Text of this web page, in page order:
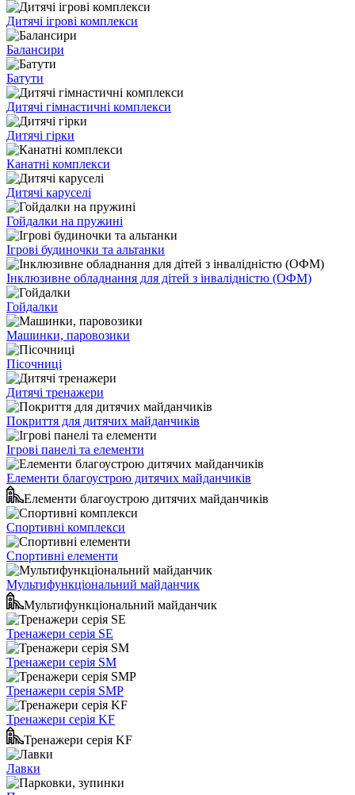
Дитячі ігрові комплекси
Балансири
Батути
Дитячі гімнастичні комплекси
Дитячі гірки
Канатні комплекси
Дитячі каруселі
Гойдалки на пружині
Ігрові будиночки та альтанки
Інклюзивне обладнання для дітей з інвалідністю (ОФМ)
Гойдалки
Машинки, паровозики
Пісочниці
Дитячі тренажери
Покриття для дитячих майданчиків
Ігрові панелі та елементи
Елементи благоустрою дитячих майданчиків
Елементи благоустрою дитячих майданчиків
Спортивні комплекси
Спортивні елементи
Мультифункціональний майданчик
Мультифункціональний майданчик
Тренажери серія SE
Тренажери серія SM
Тренажери серія SMP
Тренажери серія KF
Тренажери серія KF
Лавки